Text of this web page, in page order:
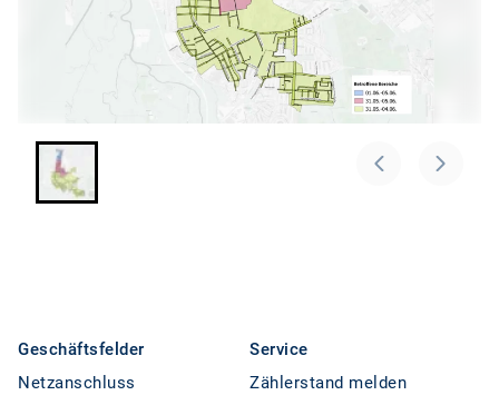
Geschäftsfelder
Netzanschluss
Service
Zählerstand melden